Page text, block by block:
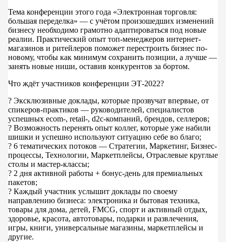
Тема конференции этого года «Электронная торговля:
большая переделка» — с учётом произошедших изменений
бизнесу необходимо грамотно адаптироваться под новые
реалии. Практический опыт топ-менеджеров интернет-
магазинов и ритейлеров поможет перестроить бизнес по-
новому, чтобы как минимум сохранить позиции, а лучше —
занять новые ниши, оставив конкурентов за бортом.
Что ждёт участников конференции ЭТ-2022?
? Эксклюзивные доклады, которые прозвучат впервые, от
спикеров-практиков — руководителей, специалистов
успешных ecom-, retail-, d2c-компаний, брендов, селлеров;
? Возможность перенять опыт коллег, которые уже набили
шишки и успешно используют ситуацию себе во благо;
? 6 тематических потоков — Стратегии, Маркетинг, Бизнес-
процессы, Технологии, Маркетплейсы, Отраслевые круглые
столы и мастер-классы;
? 2 дня активной работы + бонус-день для премиальных
пакетов;
? Каждый участник услышит доклады по своему
направлению бизнеса: электроника и бытовая техника,
товары для дома, детей, FMCG, спорт и активный отдых,
здоровье, красота, автотовары, подарки и развлечения,
игры, книги, универсальные магазины, маркетплейсы и
другие.